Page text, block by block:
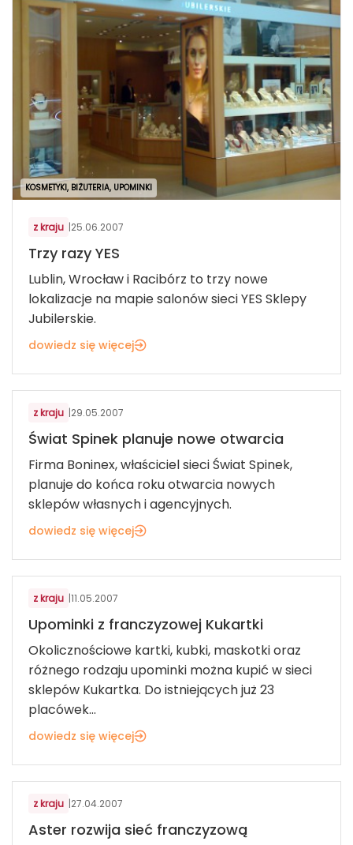
KOSMETYKI, BIŻUTERIA, UPOMINKI
z kraju |25.06.2007
Trzy razy YES
Lublin, Wrocław i Racibórz to trzy nowe
lokalizacje na mapie salonów sieci YES Sklepy
Jubilerskie.
dowiedz się więcej
KOSMETYKI, BIŻUTERIA, UPOMINKI
z kraju |29.05.2007
Świat Spinek planuje nowe otwarcia
Firma Boninex, właściciel sieci Świat Spinek,
planuje do końca roku otwarcia nowych
sklepów własnych i agencyjnych.
dowiedz się więcej
KOSMETYKI, BIŻUTERIA, UPOMINKI
z kraju |11.05.2007
Upominki z franczyzowej Kukartki
Okolicznościowe kartki, kubki, maskotki oraz
różnego rodzaju upominki można kupić w sieci
sklepów Kukartka. Do istniejących już 23
placówek...
dowiedz się więcej
KOSMETYKI, BIŻUTERIA, UPOMINKI
z kraju |27.04.2007
Aster rozwija sieć franczyzową